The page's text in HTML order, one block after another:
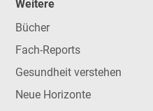
Weitere
Bücher
Fach-Reports
Gesundheit verstehen
Neue Horizonte